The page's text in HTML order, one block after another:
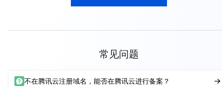
常见问题
不在腾讯云注册域名，能否在腾讯云进行备案？